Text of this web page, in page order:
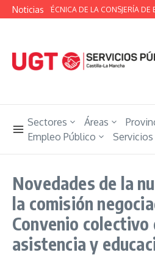
Saltar al contenido
Noticias
MESA TÉCNICA DE LA CONSJERÍA
Sectores Áreas
Empleo Público
Servicios
Novedades de la
la comisión
Convenio colectivo
asistencia y